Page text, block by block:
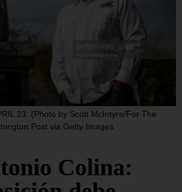
23: (Photo by Scott McIntyre/For The
Post via Getty Images
Colina: